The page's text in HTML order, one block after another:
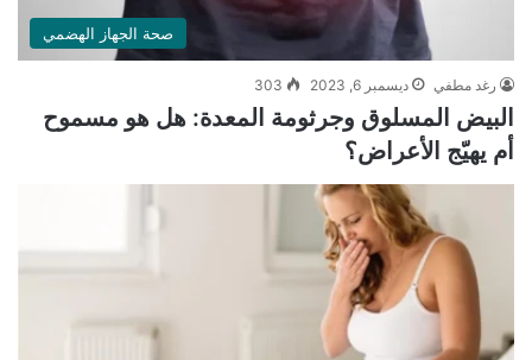
صحة الجهاز الهضمي
رغد مطفي ديسمبر 6, 2023 303
البيض المسلوق وجرثومة المعدة: هل هو مسموح
أم يهيّج الأعراض؟